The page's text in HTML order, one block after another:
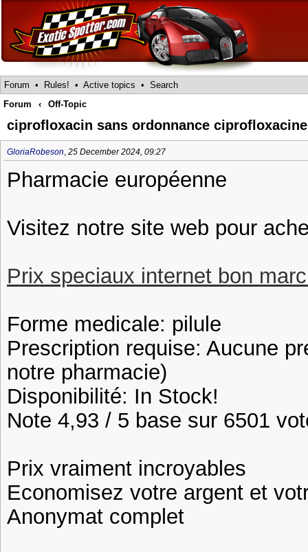
Forum • Rules! • Active topics • Search
Forum
‹ Off-Topic
ciprofloxacin sans ordonnance
GloriaRobeson, 25 December 2024, 09:27
Pharmacie européenne
Visitez notre site web pour
Prix speciaux internet bon
Forme medicale: pilule
Prescription requise: Aucune
notre pharmacie)
Disponibilité: In Stock!
Note 4,93 / 5 base sur 6501
Prix vraiment incroyables
Economisez votre argent et
Anonymat complet